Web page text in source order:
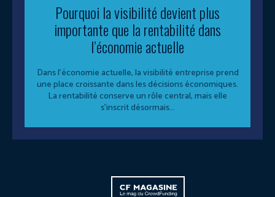
Pourquoi la visibilité devient plus
importante que la rentabilité dans
l’économie actuelle
Dans l’économie actuelle, la visibilité entreprise prend
une place croissante dans les décisions économiques.
La rentabilité conserve un rôle central, mais elle
s’inscrit désormais...